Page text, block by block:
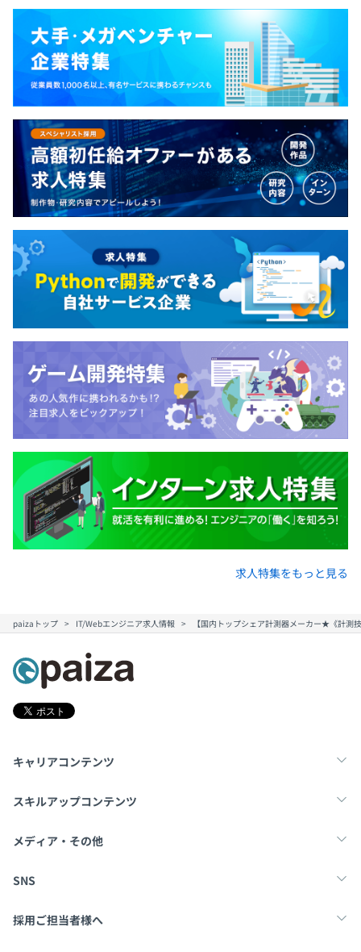
求人特集をもっと見る
paizaトップ IT/Webエンジニア求人情報 【国内トップシェア計測器メーカー★《計
キャリアコンテンツ
転職・キャリア
スキルアップコンテンツ
学習
メディア・その他
Tech Team Journal
SNS
X
採用ご担当者様へ